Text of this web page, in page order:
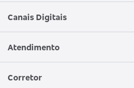
Canais Digitais
Aplicativo Bradesco Seguros
Atendimento
Central de Atendimento
Corretor